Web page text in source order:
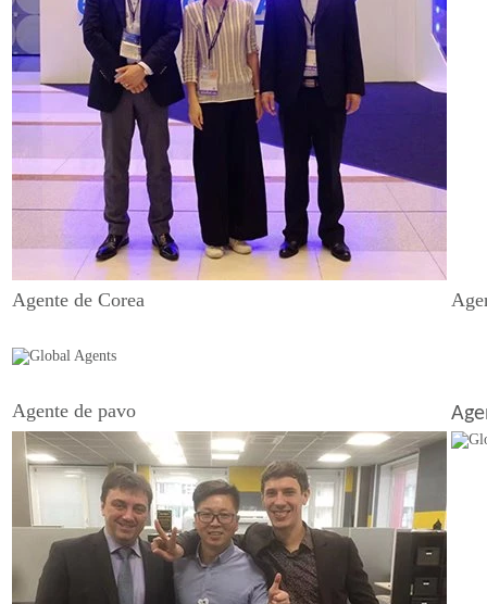
Agente de Corea
Agente de pavo